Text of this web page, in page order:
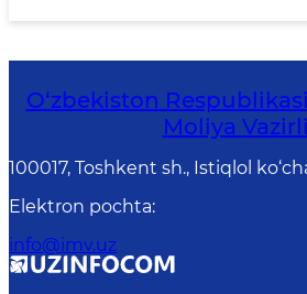
O‘zbekiston
Moliya
100017, Toshkent sh., Istiqlol
Elektron pochta:
info@imv.uz